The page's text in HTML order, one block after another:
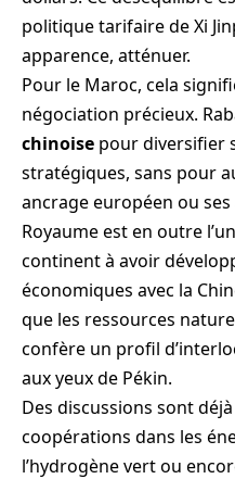
politique tarifaire de Xi
apparence, atténuer.
Pour le Maroc, cela
négociation précieux.
chinoise pour diversifier
stratégiques, sans pour
ancrage européen ou
Royaume est en outre
continent à avoir
économiques avec la
que les ressources
confère un profil
aux yeux de Pékin.
Des discussions sont
coopérations dans les
l’hydrogène vert ou